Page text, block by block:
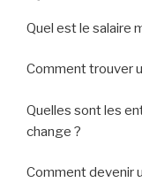
Quant aux défis du
financières
pressions pour